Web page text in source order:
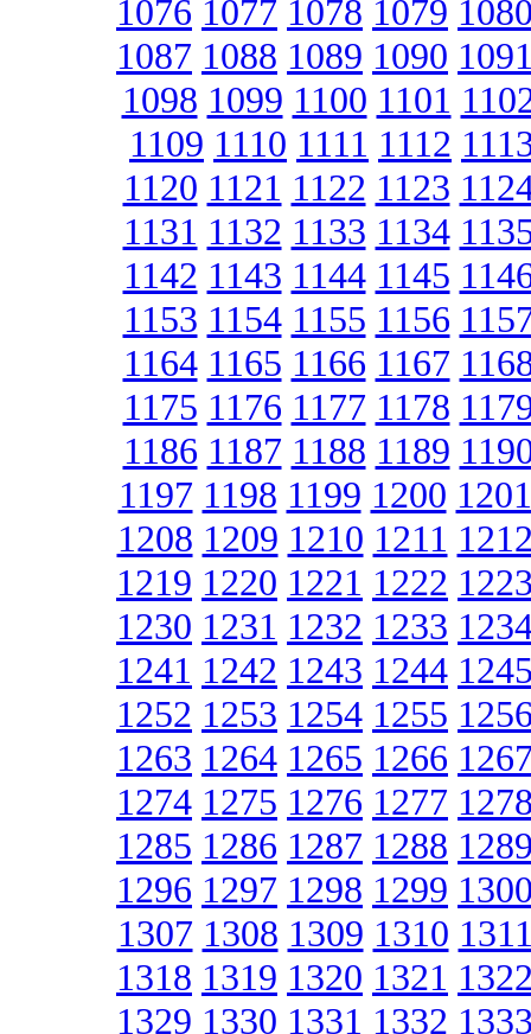
1076 1077 1078 1079
1087 1088 1089 1090
1098 1099 1100 1101
1109 1110 1111 1112
1120 1121 1122 1123
1131 1132 1133 1134
1142 1143 1144 1145
1153 1154 1155 1156
1164 1165 1166 1167
1175 1176 1177 1178
1186 1187 1188 1189
1197 1198 1199 1200 1201
1208 1209 1210 1211
1219 1220 1221 1222
1230 1231 1232 1233
1241 1242 1243 1244
1252 1253 1254 1255
1263 1264 1265 1266
1274 1275 1276 1277
1285 1286 1287 1288
1296 1297 1298 1299
1307 1308 1309 1310
1318 1319 1320 1321
1329 1330 1331 1332